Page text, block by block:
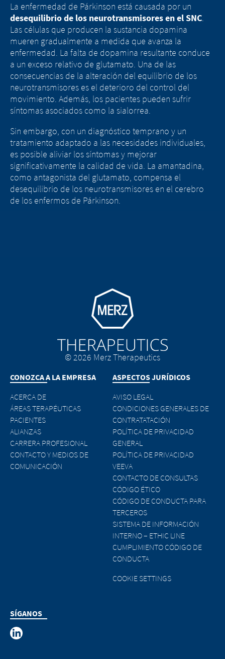
La enfermedad de Párkinson está causada por un
desequilibrio de los neurotransmisores en el SNC.
Las células que producen la sustancia dopamina
mueren gradualmente a medida que avanza la
enfermedad. La falta de dopamina resultante conduce
a un exceso relativo de glutamato. Una de las
consecuencias de la alteración del equilibrio de los
neurotransmisores es el deterioro del control del
movimiento. Además, los pacientes pueden sufrir
síntomas asociados como la sialorrea.
Sin embargo, con un diagnóstico temprano y un
tratamiento adaptado a las necesidades individuales,
es posible aliviar los síntomas y mejorar
significativamente la calidad de vida. La amantadina,
como antagonista del glutamato, compensa el
desequilibrio de los neurotransmisores en el cerebro
de los enfermos de Párkinson.
Go to homepage
© 2026 Merz Therapeutics
CONOZCA A LA EMPRESA
ACERCA DE
ÁREAS TERAPÉUTICAS
PACIENTES
ALIANZAS
CARRERA PROFESIONAL
CONTACTO Y MEDIOS DE
COMUNICACIÓN
ASPECTOS JURÍDICOS
AVISO LEGAL
CONDICIONES GENERALES DE
CONTRATATACIÓN
POLÍTICA DE PRIVACIDAD
GENERAL
POLÍTICA DE PRIVACIDAD
VEEVA
CONTACTO DE CONSULTAS
CÓDIGO ÉTICO
CÓDIGO DE CONDUCTA PARA
TERCEROS
SISTEMA DE INFORMACIÓN
INTERNO – ETHIC LINE
CUMPLIMIENTO CÓDIGO DE
CONDUCTA
COOKIE SETTINGS
SÍGANOS